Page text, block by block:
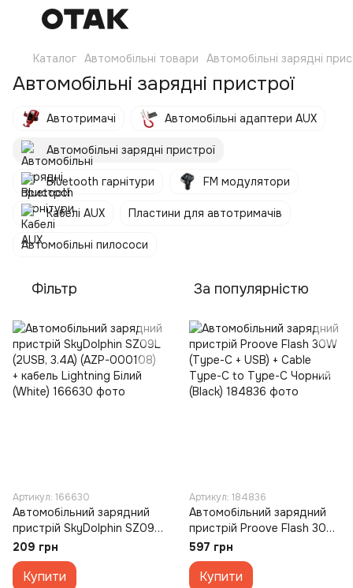
Каталог Автомобільні товари Автомобільні зарядні
Автомобільні зарядні пристрої
Автотримачі Автомобільні адаптери AUX
Автомобільні зарядні пристрої
Bluetooth гарнітури FM модулятори
Кабелі AUX Пластини для автотримачів
Автомобільні пилососи
Фільтр За популярністю
Артикул: 166630
Автомобільний зарядний
пристрій SkyDolphin SZ09L
(2USB, 3.4A) (AZP-000108)
+ кабель Lightning Білий
(White)
209 грн
Купити
Артикул: 184836
Автомобільний зарядний
пристрій Proove Flash 30W
(Type-C + USB) + Cable
Type-C to Type-C Чорний
(Black)
597 грн
Купити